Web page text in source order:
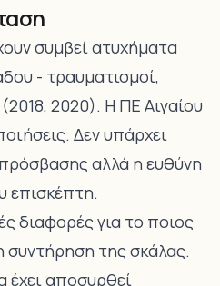
συμβεί ατυχήματα
- τραυματισμοί,
2020). Η ΠΕ Αιγαίου
Δεν υπάρχει
αλλά η ευθύνη
επισκέπτη.
διαφορές για το ποιος
συντήρηση της σκάλας.
έχει αποσυρθεί